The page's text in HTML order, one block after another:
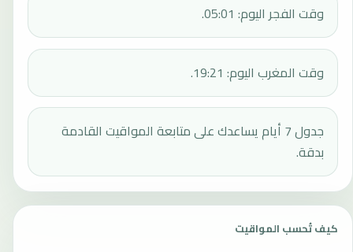
وقت الفجر اليوم: 05:01.
وقت المغرب اليوم: 19:21.
جدول 7 أيام يساعدك على متابعة المواقيت القادمة
بدقة.
كيف تُحسب المواقيت